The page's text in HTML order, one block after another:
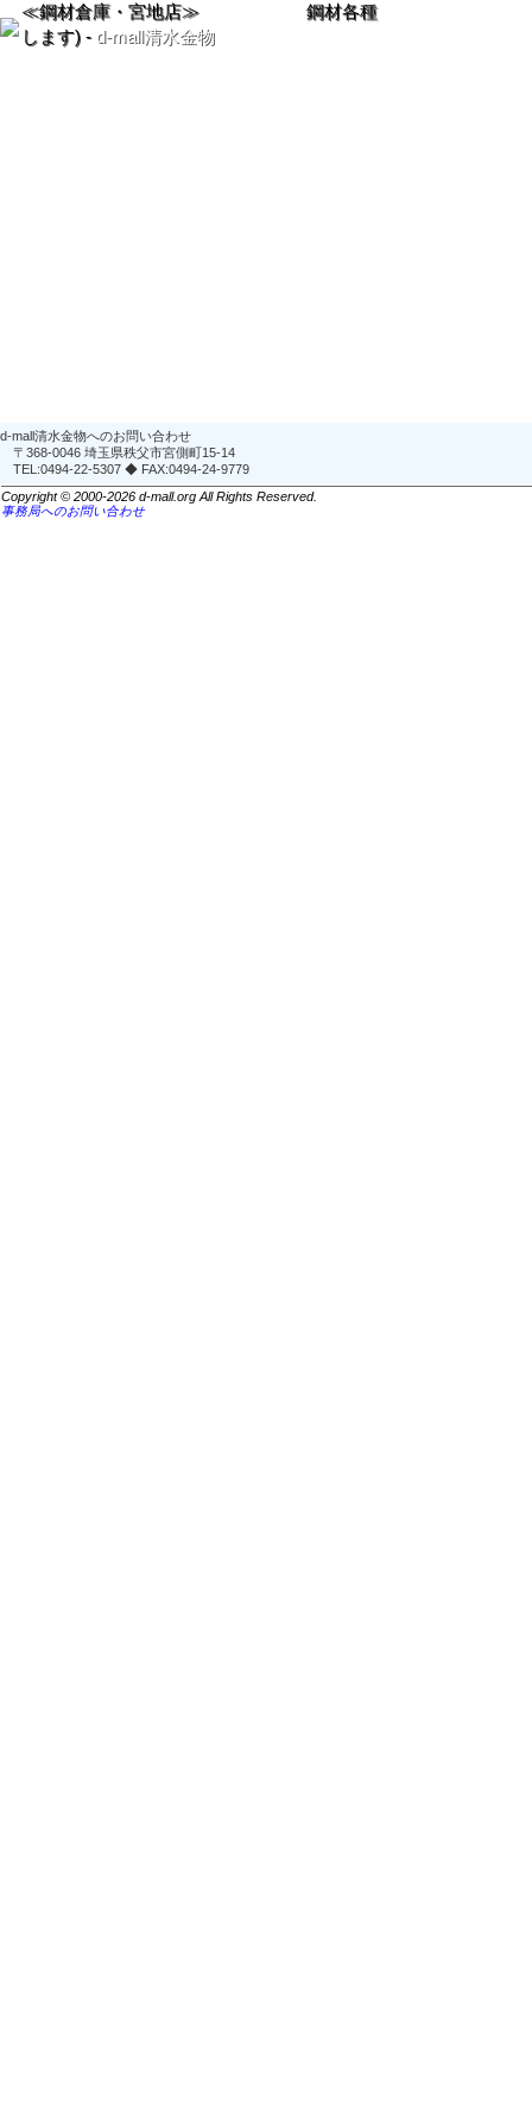
≪鋼材倉庫・宮地店≫ 鋼材各種 (お好
します) - d-mall清水金物
d-mall清水金物へのお問い合わせ
〒368-0046 埼玉県秩父市宮側町15-14
TEL:0494-22-5307 ◆ FAX:0494-24-9779
Copyright © 2000-2026 d-mall.org All Rights Reserved.
事務局へのお問い合わせ